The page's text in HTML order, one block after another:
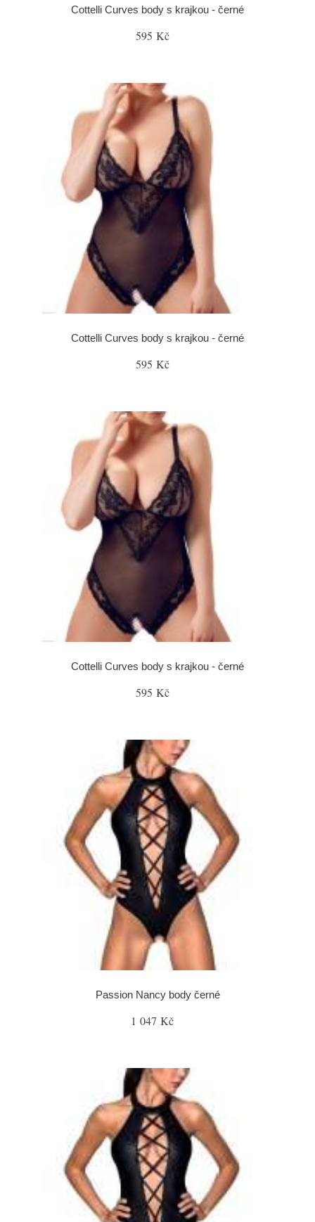
Cottelli Curves body s krajkou - černé
595 Kč
Cottelli Curves body s krajkou - černé
595 Kč
Cottelli Curves body s krajkou - černé
595 Kč
Passion Nancy body černé
1 047 Kč